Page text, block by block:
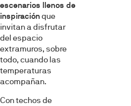
escenarios llenos de
inspiraciónque
invitan a disfrutar
del espacio
extramuros, sobre
todo, cuando las
temperaturas
acompañan.
Con techos de